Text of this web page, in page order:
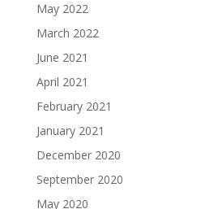
May 2022
March 2022
June 2021
April 2021
February 2021
January 2021
December 2020
September 2020
May 2020